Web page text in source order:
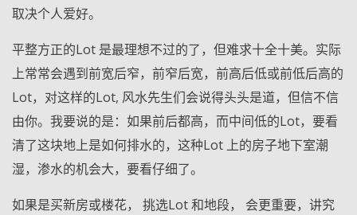
取决个人爱好。
平整方正的Lot 是最理想不过的了，但难求十全十美。实际
上常常会遇到前宽后窄，前窄后宽，前高后低或前低后高的
Lot，对这样的Lot, 风水先生们会说得头头是道，但信不信
由你。我要说的是：如果前后都高，而中间低的Lot，要看
清了这块地上是如何排水的，这种Lot 上的房子地下室潮
湿，渗水的机会大，要看仔细了。
如果是买新房或楼花， 挑选Lot 和地段， 会更重要，讲究